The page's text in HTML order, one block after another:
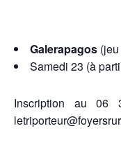
Galerapagos
Samedi 23 (à
Inscription au